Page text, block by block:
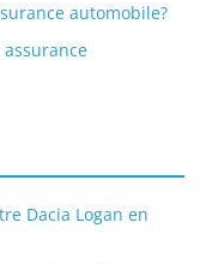
automobile?
Dacia Logan en